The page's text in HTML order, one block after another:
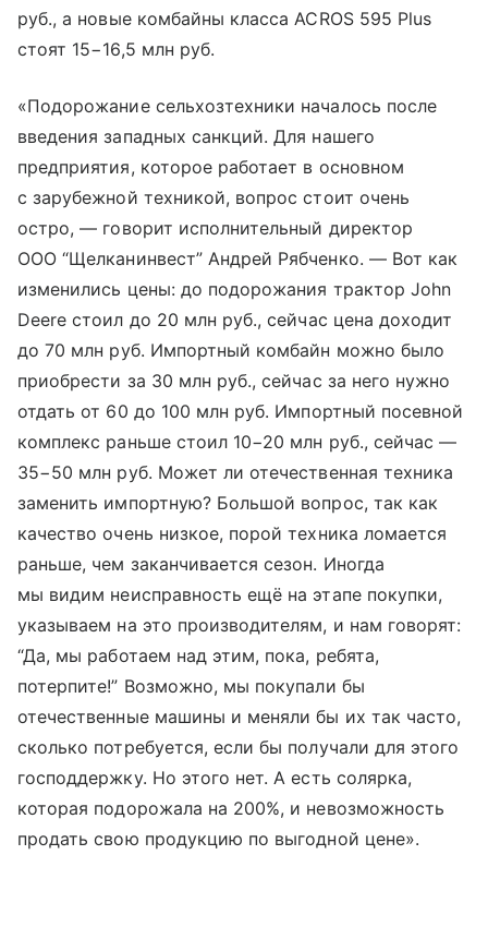
руб., а новые комбайны класса ACROS 595 Plus
стоят 15−16,5 млн руб.
«Подорожание сельхозтехники началось после
введения западных санкций. Для нашего
предприятия, которое работает в основном
с зарубежной техникой, вопрос стоит очень
остро, — говорит исполнительный директор
ООО “Щелканинвест” Андрей Рябченко. — Вот как
изменились цены: до подорожания трактор John
Deere стоил до 20 млн руб., сейчас цена доходит
до 70 млн руб. Импортный комбайн можно было
приобрести за 30 млн руб., сейчас за него нужно
отдать от 60 до 100 млн руб. Импортный посевной
комплекс раньше стоил 10−20 млн руб., сейчас —
35−50 млн руб. Может ли отечественная техника
заменить импортную? Большой вопрос, так как
качество очень низкое, порой техника ломается
раньше, чем заканчивается сезон. Иногда
мы видим неисправность ещё на этапе покупки,
указываем на это производителям, и нам говорят:
“Да, мы работаем над этим, пока, ребята,
потерпите!” Возможно, мы покупали бы
отечественные машины и меняли бы их так часто,
сколько потребуется, если бы получали для этого
господдержку. Но этого нет. А есть солярка,
которая подорожала на 200%, и невозможность
продать свою продукцию по выгодной цене».